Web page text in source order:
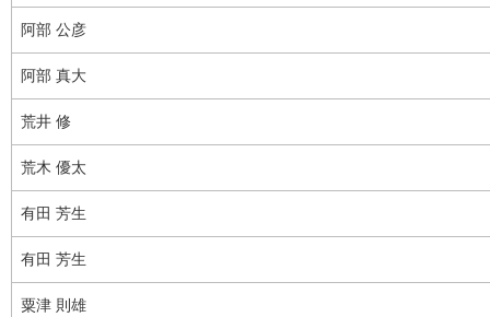
阿部 公彦
阿部 真大
荒井 修
荒木 優太
有田 芳生
有田 芳生
粟津 則雄